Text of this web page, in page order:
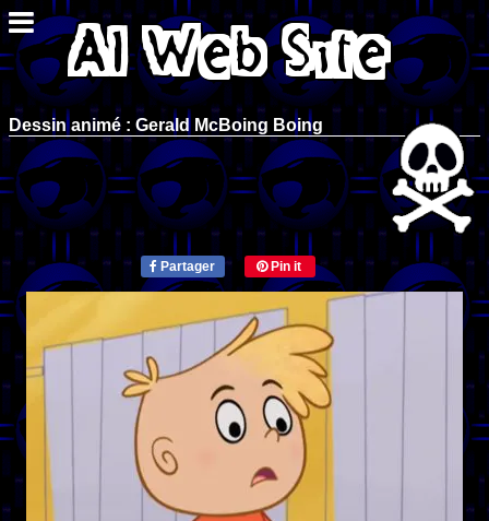
Dessin animé : Gerald McBoing Boing
Partager Pin it